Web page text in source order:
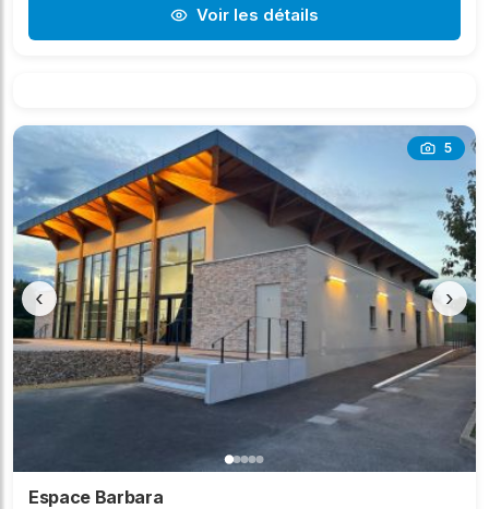
Voir les détails
5
‹ ›
Espace Barbara